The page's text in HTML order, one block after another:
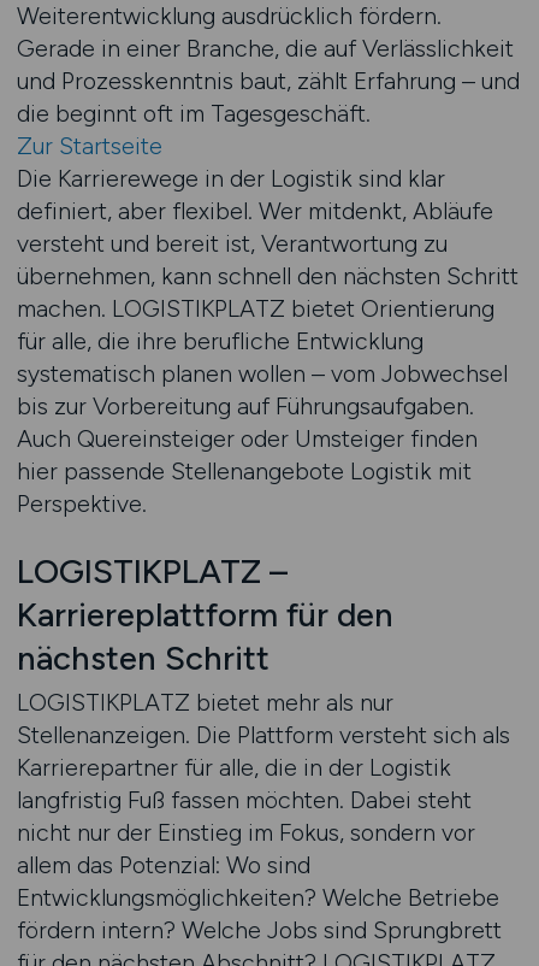
Weiterentwicklung ausdrücklich fördern.
Gerade in einer Branche, die auf Verlässlichkeit
und Prozesskenntnis baut, zählt Erfahrung – und
die beginnt oft im Tagesgeschäft.
Zur Startseite
Die Karrierewege in der Logistik sind klar
definiert, aber flexibel. Wer mitdenkt, Abläufe
versteht und bereit ist, Verantwortung zu
übernehmen, kann schnell den nächsten Schritt
machen. LOGISTIKPLATZ bietet Orientierung
für alle, die ihre berufliche Entwicklung
systematisch planen wollen – vom Jobwechsel
bis zur Vorbereitung auf Führungsaufgaben.
Auch Quereinsteiger oder Umsteiger finden
hier passende Stellenangebote Logistik mit
Perspektive.
LOGISTIKPLATZ –
Karriereplattform für den
nächsten Schritt
LOGISTIKPLATZ bietet mehr als nur
Stellenanzeigen. Die Plattform versteht sich als
Karrierepartner für alle, die in der Logistik
langfristig Fuß fassen möchten. Dabei steht
nicht nur der Einstieg im Fokus, sondern vor
allem das Potenzial: Wo sind
Entwicklungsmöglichkeiten? Welche Betriebe
fördern intern? Welche Jobs sind Sprungbrett